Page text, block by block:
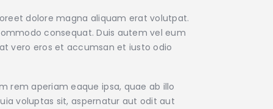
dolore magna aliquam erat volutpat.
consequat. Duis autem vel eum
vero eros et accumsan et iusto odio
rem aperiam eaque ipsa, quae ab illo
voluptas sit, aspernatur aut odit aut